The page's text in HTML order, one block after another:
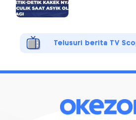
Telusuri berita TV